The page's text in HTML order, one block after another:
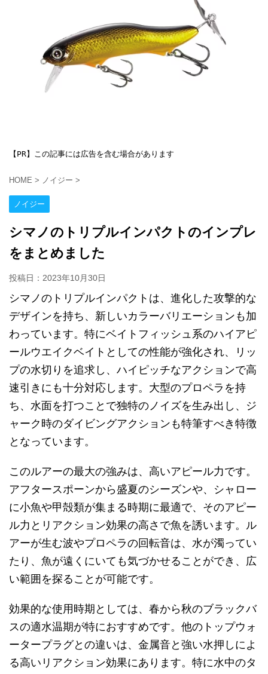
【PR】この記事には広告を含む場合があります
HOME > ノイジー >
ノイジー
シマノのトリプルインパクトのインプレ
をまとめました
投稿日： 2023年10月30日
シマノのトリプルインパクトは、進化した攻撃的な
デザインを持ち、新しいカラーバリエーションも加
わっています。特にベイトフィッシュ系のハイアピ
ールウエイクベイトとしての性能が強化され、リッ
プの水切りを追求し、ハイピッチなアクションで高
速引きにも十分対応します。大型のプロペラを持
ち、水面を打つことで独特のノイズを生み出し、ジ
ャーク時のダイビングアクションも特筆すべき特徴
となっています。
このルアーの最大の強みは、高いアピール力です。
アフタースポーンから盛夏のシーズンや、シャロー
に小魚や甲殻類が集まる時期に最適で、そのアピー
ル力とリアクション効果の高さで魚を誘います。ル
アーが生む波やプロペラの回転音は、水が濁ってい
たり、魚が遠くにいても気づかせることができ、広
い範囲を探ることが可能です。
効果的な使用時期としては、春から秋のブラックバ
スの適水温期が特におすすめです。他のトップウォ
ータープラグとの違いは、金属音と強い水押しによ
る高いリアクション効果にあります。特に水中のタ